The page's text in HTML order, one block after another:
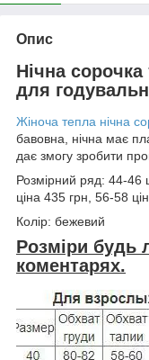
Опис
Нічна
для
Жіноча тепла нічна
бавовна, нічна має
дає змогу зробити
Розмірний ряд: 44-46
ціна 435 грн, 56-58
Колір: бежевий
Розміри будь
коментарях.